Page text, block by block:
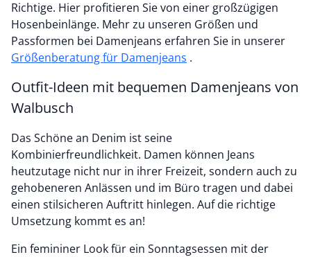
Richtige. Hier profitieren Sie von einer großzügigen
Hosenbeinlänge. Mehr zu unseren Größen und
Passformen bei Damenjeans erfahren Sie in unserer
Größenberatung für Damenjeans .
Outfit-Ideen mit bequemen Damenjeans von
Walbusch
Das Schöne an Denim ist seine
Kombinierfreundlichkeit. Damen können Jeans
heutzutage nicht nur in ihrer Freizeit, sondern auch zu
gehobeneren Anlässen und im Büro tragen und dabei
einen stilsicheren Auftritt hinlegen. Auf die richtige
Umsetzung kommt es an!
Ein femininer Look für ein Sonntagsessen mit der